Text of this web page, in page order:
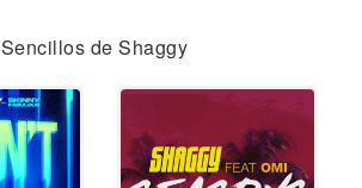
Sencillos de Shaggy